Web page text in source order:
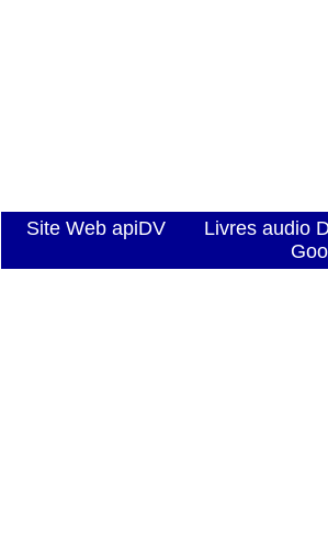
Site Web apiDV
Livres audio